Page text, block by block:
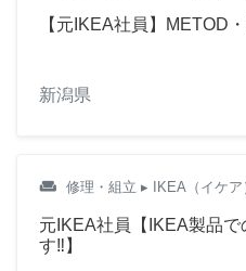
【元IKEA社員】METOD
新潟県
weekend 修理・組立 ▸ IKEA（イケア
元IKEA社員【IKEA製品で
す‼︎】